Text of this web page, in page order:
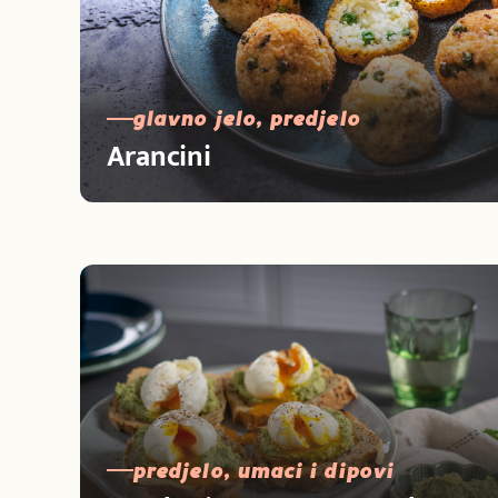
glavno jelo, predjelo
Arancini
predjelo, umaci i dipovi